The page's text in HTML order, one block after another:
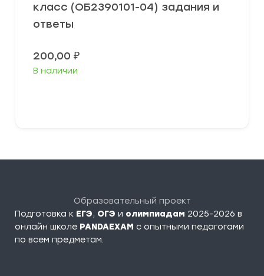
класс (ОБ2390101-04) задания и
ответы
200,00 ₽
В наличии
Образовательный проект
Подготовка к ЕГЭ, ОГЭ и олимпиадам 2025-2026 в
онлайн школе PANDAEXAM c опытными педагогами
по всем предметам.